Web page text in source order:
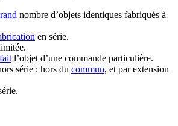
nombre d’objets identiques fabriqués à
en série.
fait l’objet d’une commande particulière.
série : hors du commun, et par extension